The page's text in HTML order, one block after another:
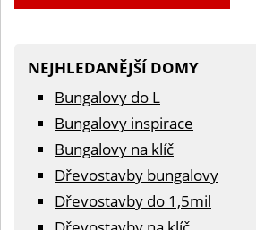
NEJHLEDANĚJŠÍ DOMY
Bungalovy do L
Bungalovy inspirace
Bungalovy na klíč
Dřevostavby bungalovy
Dřevostavby do 1,5mil